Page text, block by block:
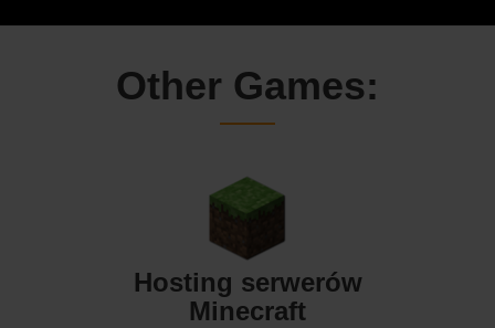
Other Games:
Hosting serwerów
Minecraft